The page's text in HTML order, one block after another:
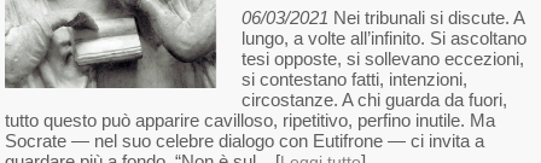
06/03/2021 Nei tribunali si discute. A
lungo, a volte all’infinito. Si ascoltano
tesi opposte, si sollevano eccezioni,
si contestano fatti, intenzioni,
circostanze. A chi guarda da fuori,
tutto questo può apparire cavilloso, ripetitivo, perfino inutile. Ma
Socrate — nel suo celebre dialogo con Eutifrone — ci invita a